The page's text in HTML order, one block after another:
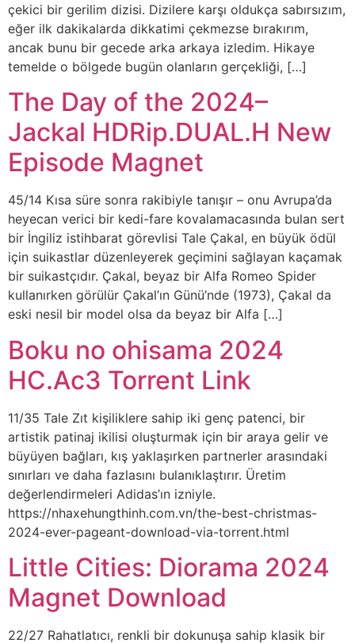
çekici bir gerilim dizisi. Dizilere karşı oldukça sabırsızım,
eğer ilk dakikalarda dikkatimi çekmezse bırakırım,
ancak bunu bir gecede arka arkaya izledim. Hikaye
temelde o bölgede bugün olanların gerçekliği, […]
The Day of the 2024–
Jackal HDRip.DUAL.H New
Episode Magnet
45/14 Kısa süre sonra rakibiyle tanışır – onu Avrupa’da
heyecan verici bir kedi-fare kovalamacasında bulan sert
bir İngiliz istihbarat görevlisi Tale Çakal, en büyük ödül
için suikastlar düzenleyerek geçimini sağlayan kaçamak
bir suikastçıdır. Çakal, beyaz bir Alfa Romeo Spider
kullanırken görülür Çakal’ın Günü’nde (1973), Çakal da
eski nesil bir model olsa da beyaz bir Alfa […]
Boku no ohisama 2024
HC.Ac3 Torrent Link
11/35 Tale Zıt kişiliklere sahip iki genç patenci, bir
artistik patinaj ikilisi oluşturmak için bir araya gelir ve
büyüyen bağları, kış yaklaşırken partnerler arasındaki
sınırları ve daha fazlasını bulanıklaştırır. Üretim
değerlendirmeleri Adidas’ın izniyle.
https://nhaxehungthinh.com.vn/the-best-christmas-
2024-ever-pageant-download-via-torrent.html
Little Cities: Diorama 2024
Magnet Download
22/27 Rahatlatıcı, renkli bir dokunuşa sahip klasik bir